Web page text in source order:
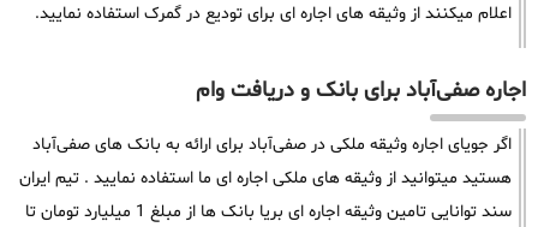
اعلام میکنند از وثیقه های اجاره ای برای تودیع در گمرک استفاده نمایید.
اجاره صفی‌آباد برای بانک و دریافت وام
اگر جویای اجاره وثیقه ملکی در صفی‌آباد برای ارائه به بانک های صفی‌آباد
هستید میتوانید از وثیقه های ملکی اجاره ای ما استفاده نمایید . تیم ایران
سند توانایی تامین وثیقه اجاره ای بریا بانک ها از مبلغ 1 میلیارد تومان تا